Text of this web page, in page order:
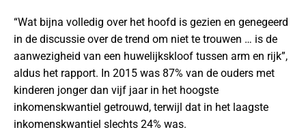
“Wat bijna volledig over het hoofd is gezien en genegeerd
in de discussie over de trend om niet te trouwen … is de
aanwezigheid van een huwelijkskloof tussen arm en rijk”,
aldus het rapport. In 2015 was 87% van de ouders met
kinderen jonger dan vijf jaar in het hoogste
inkomenskwantiel getrouwd, terwijl dat in het laagste
inkomenskwantiel slechts 24% was.